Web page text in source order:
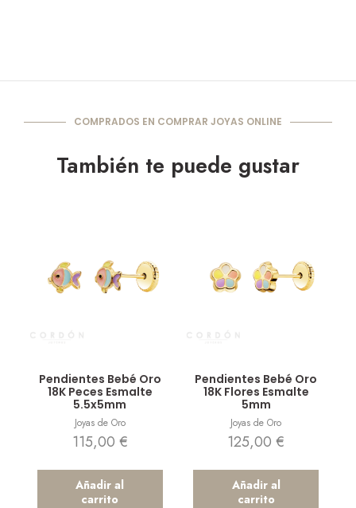
COMPRADOS EN COMPRAR JOYAS ONLINE
También te puede gustar
Pendientes Bebé Oro
18K Peces Esmalte
5.5x5mm
Joyas de Oro
115,00 €
Añadir al
carrito
Pendientes Bebé Oro
18K Flores Esmalte
5mm
Joyas de Oro
125,00€
Añadir al
carrito